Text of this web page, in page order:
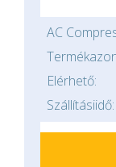
AC
Elérhető:
Szállításiidő: